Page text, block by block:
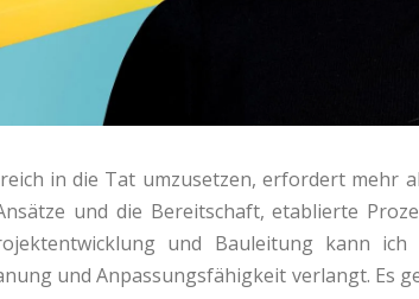
in die Tat umzusetzen, erfordert mehr
und die Bereitschaft, etablierte
und Bauleitung kann ich
und Anpassungsfähigkeit verlangt. Es